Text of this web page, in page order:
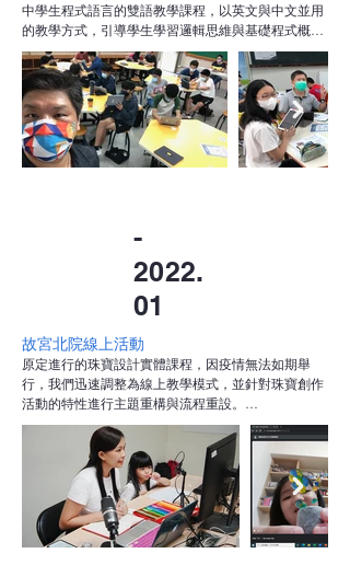
中學生程式語言的雙語教學課程，以英文與中文並用
的教學方式，引導學生學習邏輯思維與基礎程式概
念，提升其科技素養與語言應用能力。
同時也為學校老師進行師資示範教學與研討會，分享
雙語教學策略與課程設計經驗，協助一線教師提升雙
語授課能力。此次活動不僅促進了跨領域教學的實
踐，也強化了學校在雙語與數位學習上的整合發展。
-
2022.
01
故宮北院線上活動
原定進行的珠寶設計實體課程，因疫情無法如期舉
行，我們迅速調整為線上教學模式，並針對珠寶創作
活動的特性進行主題重構與流程重設。
考量遠距學習中材料取得與操作難度，我們調整設計
主題，聚焦於觀念引導與創意表現，並提供可郵寄的
材料包，讓學生即使在家也能動手創作。同時，我們
安排了即時互動指導與線上分享討論，克服缺乏實體
操作與面對面交流的挑戰。